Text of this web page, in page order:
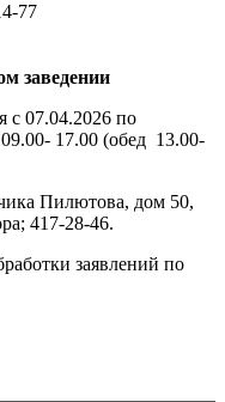
77
заведении
с 07.04.2026 по
17.00 (обед 13.00-
Пилютова, дом 50,
417-28-46.
заявлений по